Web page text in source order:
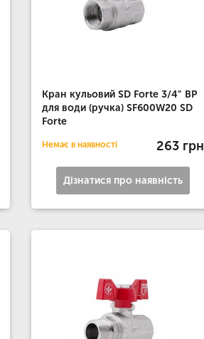
Кран кульовий SD Forte 3/4" ВР
для води (ручка) SF600W20 SD
Forte
Немає в наявності 263 грн
Дізнатися про наявність